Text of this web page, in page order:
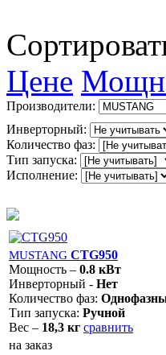
Цене
Производители:
Инверторный:
Количество фаз:
Тип запуска:
Исполнение:
MUSTANG CTG950
Мощность – 0.8 кВт
Инверторный - Нет
Количество фаз:
Тип запуска: Ручной
Вес – 18,3 кг сравнить
на заказ